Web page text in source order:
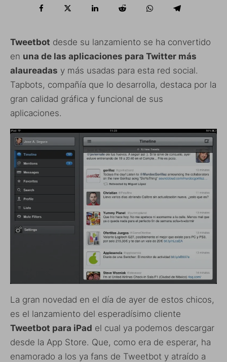
Tweetbot desde su lanzamiento se ha convertido
en una de las aplicaciones para Twitter más
alaureadas y más usadas para esta red social.
Tapbots, compañía que lo desarrolla, destaca por la
gran calidad gráfica y funcional de sus
aplicaciones.
La gran novedad en el día de ayer de estos chicos,
es el lanzamiento del esperadísimo cliente
Tweetbot para iPad el cual ya podemos descargar
desde la App Store. Que, como era de esperar, ha
enamorado a los ya fans de Tweetbot y atraído a